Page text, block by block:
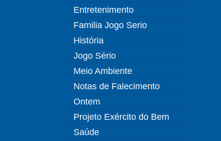
Entretenimento
Familia Jogo Serio
História
Jogo Sério
Meio Ambiente
Notas de Falecimento
Ontem
Projeto Exército do Bem
Saúde